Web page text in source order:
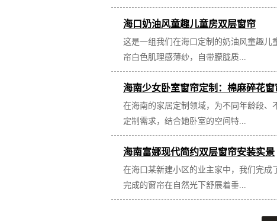
海口奶油风童趣儿童房双层窗帘
这是一组我们在海口定制的奶油风童趣
帘白色肌理感薄纱，自带朦胧质...
海南少女卧室窗帘定制：棉麻碎花
在海南的家居定制领域，为不同年龄段
定制需求，结合她卧室的空间特...
海南富娜现代简约双层窗帘安装实景
在海口某新建小区的业主家中，我们完
完成的窗帘在自然光下舒展着垂...